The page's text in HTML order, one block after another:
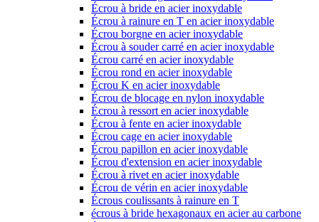
Écrou à bride en acier inoxydable
Écrou à rainure en T en acier inoxydable
Écrou borgne en acier inoxydable
Écrou à souder carré en acier inoxydable
Écrou carré en acier inoxydable
Écrou rond en acier inoxydable
Écrou K en acier inoxydable
Écrou de blocage en nylon inoxydable
Écrou à ressort en acier inoxydable
Écrou à fente en acier inoxydable
Écrou cage en acier inoxydable
Écrou papillon en acier inoxydable
Écrou d'extension en acier inoxydable
Écrou à rivet en acier inoxydable
Écrou de vérin en acier inoxydable
Écrous coulissants à rainure en T
écrous à bride hexagonaux en acier au carbone